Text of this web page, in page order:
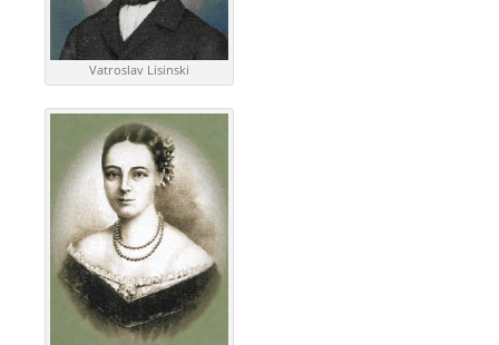
Vatroslav Lisinski